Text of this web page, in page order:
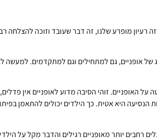
רעיון מופרע שלנו, זה דבר שעובד וזוכה להצלחה
של אופניים, גם למתחילים וגם למתקדמים.
האופניים. זוהי הסיבה מדוע לאופניים אין
היא אטית. כך הילדים יכולים להתאמן
רחבים יותר מאופניים רגילים והדבר מקל על